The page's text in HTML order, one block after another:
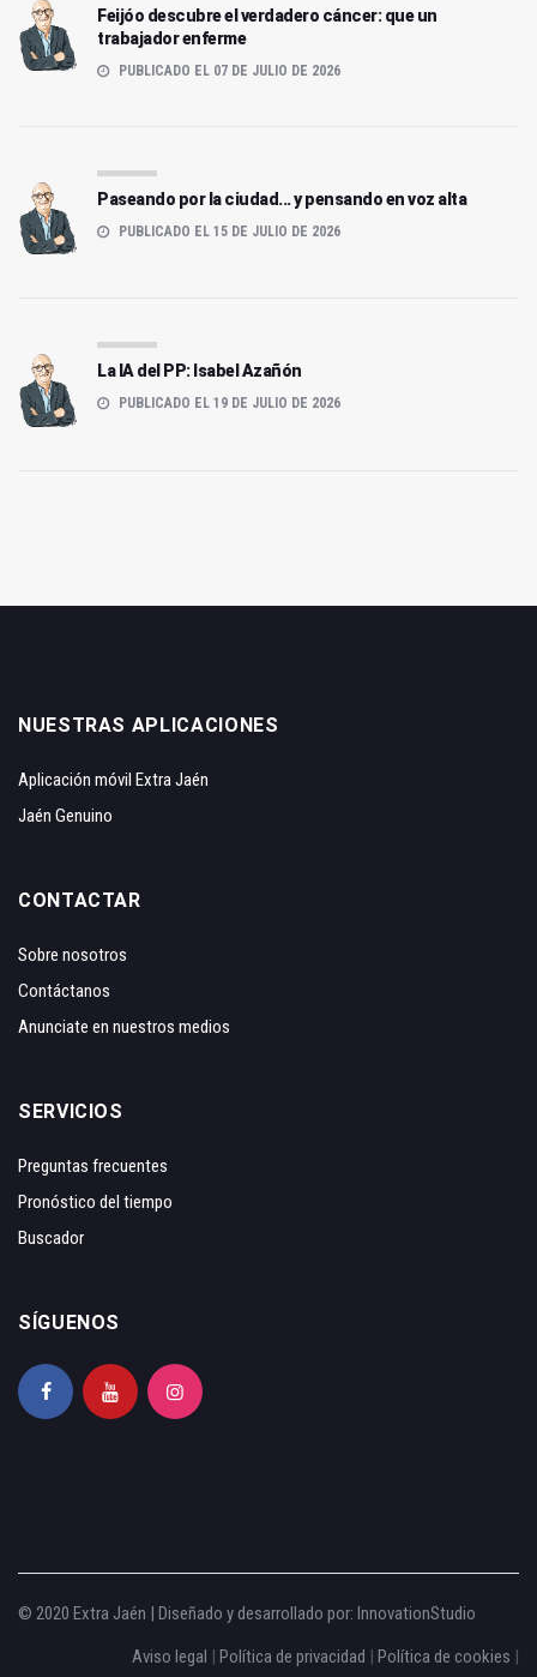
Feijóo descubre el verdadero cáncer: que un
trabajador enferme
PUBLICADO EL 07 DE JULIO DE 2026
Paseando por la ciudad... y pensando en voz alta
PUBLICADO EL 15 DE JULIO DE 2026
La IA del PP: Isabel Azañón
PUBLICADO EL 19 DE JULIO DE 2026
NUESTRAS APLICACIONES
Aplicación móvil Extra Jaén
Jaén Genuino
CONTACTAR
Sobre nosotros
Contáctanos
Anunciate en nuestros medios
SERVICIOS
Preguntas frecuentes
Pronóstico del tiempo
Buscador
SÍGUENOS
© 2020 Extra Jaén | Diseñado y desarrollado por: InnovationStudio
Aviso legal | Política de privacidad | Política de cookies |